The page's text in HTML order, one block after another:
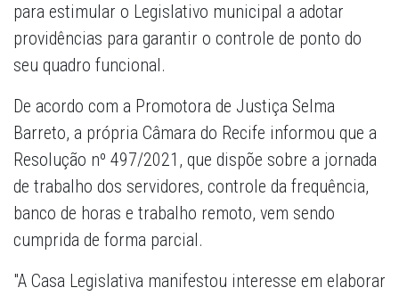
para estimular o Legislativo municipal a adotar
providências para garantir o controle de ponto do
seu quadro funcional.
De acordo com a Promotora de Justiça Selma
Barreto, a própria Câmara do Recife informou que a
Resolução nº 497/2021, que dispõe sobre a jornada
de trabalho dos servidores, controle da frequência,
banco de horas e trabalho remoto, vem sendo
cumprida de forma parcial.
"A Casa Legislativa manifestou interesse em elaborar